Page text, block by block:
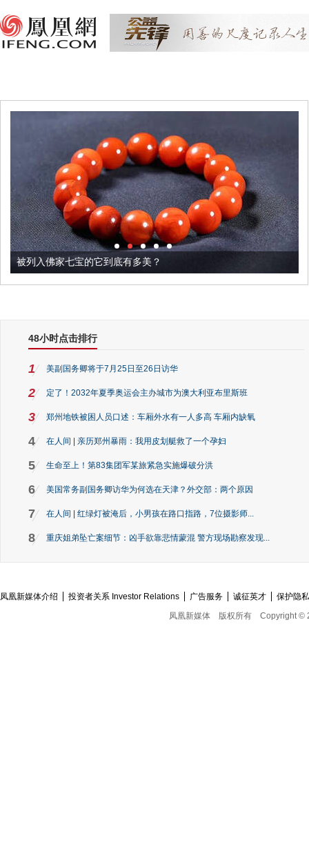
被列入佛家七宝的它到底有多美？
48小时点击排行
1 美副国务卿将于7月25日至26日访华
2 定了！2032年夏季奥运会主办城市为澳大利亚布里斯班
3 郑州地铁被困人员口述：车厢外水有一人多高 车厢内缺氧
4 在人间 | 亲历郑州暴雨：我用皮划艇救了一个孕妇
5 生命至上！第83集团军某旅紧急实施爆破分洪
6 美国常务副国务卿访华为何选在天津？外交部：两个原因
7 在人间 | 红绿灯被淹后，小男孩在路口指路，7位摄影师...
8 重庆姐弟坠亡案细节：凶手欲靠悲情蒙混 警方现场勘察发现...
凤凰新媒体介绍 投资者关系 Investor Relations 广告服务 诚征英才
保护隐
凤凰新媒体
版权所有 Copyright ©